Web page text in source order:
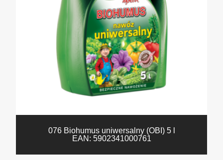
076 Biohumus uniwersalny (OBI) 5 l
EAN: 5902341000761